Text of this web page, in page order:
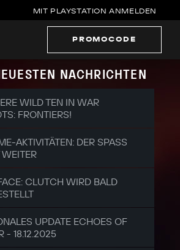
MIT PLAYSTATION ANMELDEN
PROMOCODE
NACHRICHTEN
WILD TEN IN WAR
FRONTIERS!
AKTIVITÄTEN: DER SPASS G
CLUTCH WIRD BALD
UPDATE ECHOES OF
- 18.12.2025